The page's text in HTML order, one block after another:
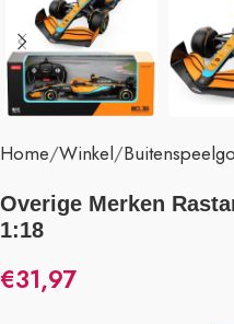
Home Winkel
Overige Merken
1:18
€31,97